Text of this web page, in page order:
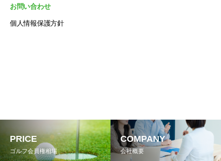
お問い合わせ
個人情報保護方針
PRICE
ゴルフ会員権相場
COMPANY
会社概要